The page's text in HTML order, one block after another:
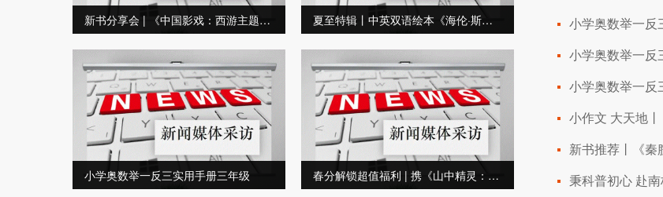
新书分享会 | 《中国影戏：西游主题皮影体验套装》邀你共赴皮影奇幻之旅 夏至特辑丨中英双语绘本《海伦·斯诺在中国》：跨越时空的友谊之书
小学奥数举一反三实用手册三年级 春分解锁超值福利 | 携《山中精灵：遇见本草》探索草木私语！
小学奥数举一反
小学奥数举一反
小学奥数举一反